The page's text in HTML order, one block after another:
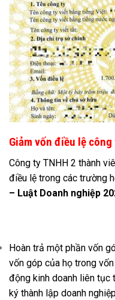
Giảm vốn điều lệ
Công ty TNHH 2 thành
điều lệ trong các trường
– Luật Doanh nghiệp
Hoàn trả một phần vốn
vốn góp của họ trong
động kinh doanh liên
ký thành lập doanh